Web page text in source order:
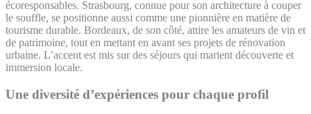
écoresponsables. Strasbourg, connue pour son architecture à couper
le souffle, se positionne aussi comme une pionnière en matière de
tourisme durable. Bordeaux, de son côté, attire les amateurs de vin et
de patrimoine, tout en mettant en avant ses projets de rénovation
urbaine. L’accent est mis sur des séjours qui marient découverte et
immersion locale.
Une diversité d’expériences pour chaque profil